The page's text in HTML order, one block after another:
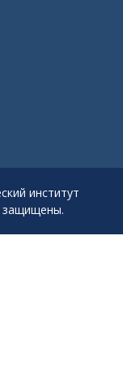
институт
защищены.